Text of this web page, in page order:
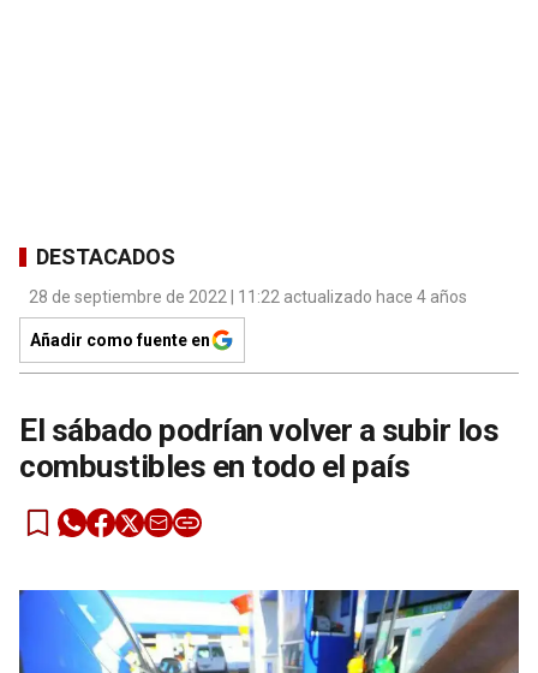
DESTACADOS
28 de septiembre de 2022 | 11:22 actualizado hace 4 años
Añadir como fuente en
El sábado podrían volver a subir los
combustibles en todo el país